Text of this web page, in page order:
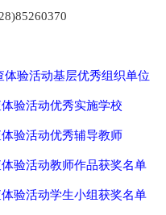
验活动基层优秀组织单位
验活动优秀实施学校
验活动优秀辅导教师
验活动教师作品获奖名单
验活动学生小组获奖名单